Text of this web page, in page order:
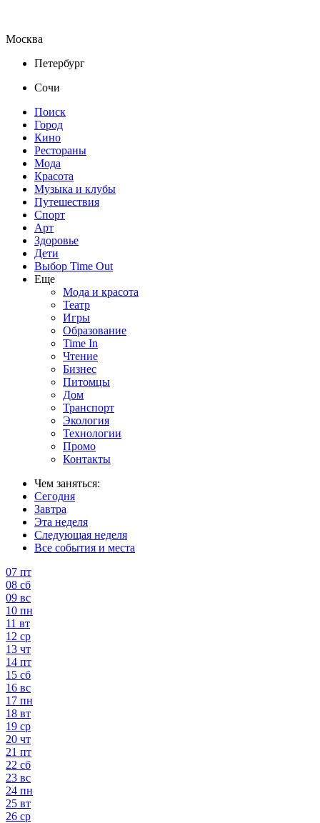
Москва
Петербург
Сочи
Поиск
Город
Кино
Рестораны
Мода
Красота
Музыка и клубы
Путешествия
Спорт
Арт
Здоровье
Дети
Выбор Time Out
Еще
Мода и красота
Театр
Игры
Образование
Time In
Чтение
Бизнес
Питомцы
Дом
Транспорт
Экология
Технологии
Промо
Контакты
Чем заняться:
Сегодня
Завтра
Эта неделя
Следующая неделя
Все события и места
07 пт
08 сб
09 вс
10 пн
11 вт
12 ср
13 чт
14 пт
15 сб
16 вс
17 пн
18 вт
19 ср
20 чт
21 пт
22 сб
23 вс
24 пн
25 вт
26 ср